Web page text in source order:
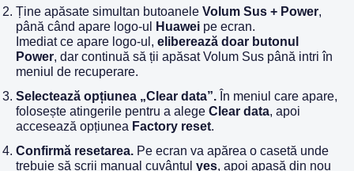
Ține apăsate simultan butoanele Volum Sus + Power,
până când apare logo-ul
Huawei pe ecran.
Imediat ce apare logo-ul, eliberează doar butonul
Power, dar continuă să ții apăsat Volum Sus până intri în
meniul de recuperare.
Selectează opțiunea „Clear data”. În meniul care apare,
folosește atingerile pentru a alege Clear data, apoi
accesează opțiunea Factory reset.
Confirmă resetarea. Pe ecran va apărea o casetă unde
trebuie să scrii manual cuvântul yes, apoi apasă din nou